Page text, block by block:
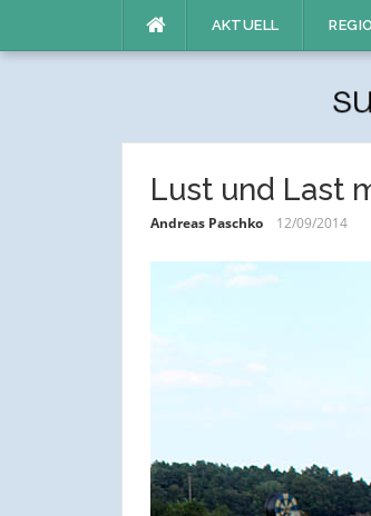
AKTUELL
Lust und Last
Andreas Paschko 12/09/2014